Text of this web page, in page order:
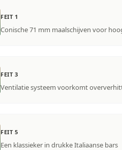
FEIT 1
Conische 71 mm maalschijven voor
FEIT 3
Ventilatie systeem voorkomt
FEIT 5
Een klassieker in drukke Italiaanse bars